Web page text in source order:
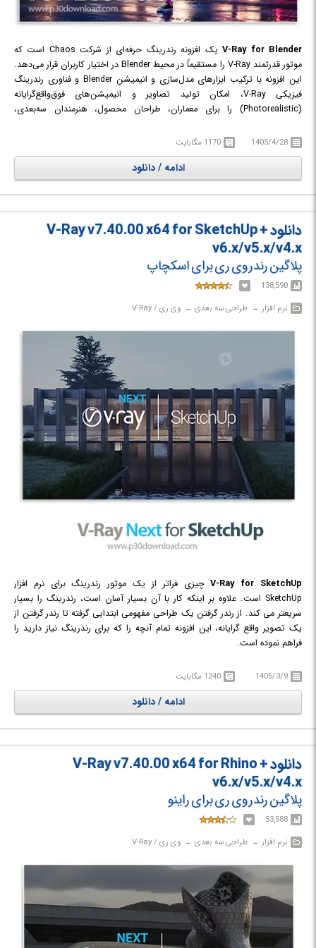
V-Ray for Blender
یک افزونه رندرینگ حرفه‌ای از شرکت Chaos است که
موتور قدرتمند V-Ray را مستقیماً در محیط Blender در اختیار کاربران قرار می‌دهد.
این افزونه با ترکیب ابزارهای مدل‌سازی و انیمیشن Blender و فناوری رندرینگ
فیزیکی V-Ray، امکان تولید تصاویر و انیمیشن‌های فوق‌واقع‌گرایانه
(Photorealistic) را برای معماران، طراحان محصول، هنرمندان سه‌بعدی،
نیاز به تغییر روند کاری کاربران، قابلیت‌های پیشرفته‌ای مانند نورپردازی مبتنی بر
(Denoiser)، مدیریت پروژه‌های سنگین و کتابخانه عظیم Chaos Cosmos را
ارائه می‌دهد. همچنین این افزونه از فایل‌های استاندارد .vrscene پشتیبانی
می‌کند و امکان تبادل پروژه با سایر نسخه‌های V-Ray مانند 3ds Max، Maya،
SketchUp و Rhino را فراهم می‌سازد؛ موضوعی که آن را به انتخابی مناسب برای
پروژه‌های حرفه‌ای و تیمی تبدیل کرده است.
1405/4/28 1170 مگابایت
ادامه / دانلود
دانلود V-Ray v7.40.00 x64 for SketchUp +
v6.x/v5.x/v4.x
پلاگین رندر وی ری برای اسکچاپ
138,590
نرم افزار‎ ← ‏ طراحی سه بعدی‎ ← ‏ وی ری / V-Ray
V-Ray for SketchUpچیزی فراتر از یک موتور رندرینگ برای نرم افزار
SketchUp است. علاوه بر اینکه کار با آن بسیار آسان است، رندرینگ را بسیار
سریعتر می کند. از رندر گرفتن یک طراحی مفهومی ابتدایی گرفته تا رندر گرفتن از
یک تصویر واقع گرایانه، این افزونه تمام آنچه را که برای رندرینگ نیاز دارید را
فراهم نموده است.
قابلیت هایی نظیر رندریگ سریعتر، ابزارهای نورپردازی بهتر، توانایی تجسم
رندرینگ ها به واقعیت و افزایش کیفیت رندرینگ، بالا بردن امکانات در انیمشن و
انجام رندرهای همزمان را فراهم می کند.
1405/3/9 1240 مگابایت
ادامه / دانلود
دانلود V-Ray v7.40.00 x64 for Rhino +
v6.x/v5.x/v4.x
پلاگین رندر وی ری برای راینو
53,588
نرم افزار‎ ← ‏ طراحی سه بعدی‎ ← ‏ وی ری / V-Ray